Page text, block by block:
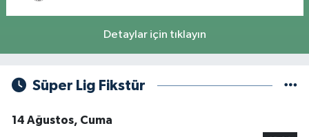
Detaylar için tıklayın
Süper Lig Fikstür
14 Ağustos, Cuma